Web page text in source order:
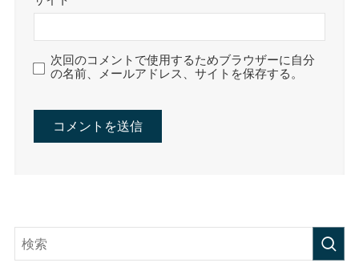
次回のコメントで使用するためブラウザーに自分
の名前、メールアドレス、サイトを保存する。